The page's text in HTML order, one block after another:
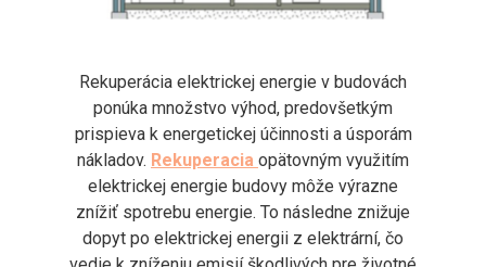
Rekuperácia elektrickej energie v budovách
ponúka množstvo výhod, predovšetkým
prispieva k energetickej účinnosti a úsporám
nákladov. Rekuperacia opätovným využitím
elektrickej energie budovy môže výrazne
znížiť spotrebu energie. To následne znižuje
dopyt po elektrickej energii z elektrární, čo